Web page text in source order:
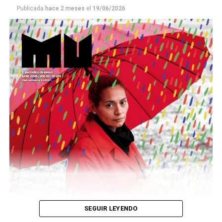
Este número 215 de MU ☝️viene con doble tapa, que
podría ser una frase:
Sin chamuyo, a remarla.
Descargar la Mu en PDF
Publicada hace 2 meses el 19/06/2026
SEGUIR LEYENDO